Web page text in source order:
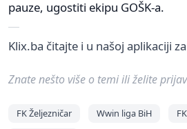
pauze, ugostiti ekipu GOŠK-a.
Klix.ba čitajte i u našoj aplikaciji za
Znate nešto više o temi ili želite
FK Željezničar Wwin liga BiH